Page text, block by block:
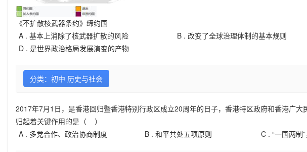
《不扩散核武器条约》缔约国
A . 基本上消除了核武器扩散的风险 B . 改变了全球治理体制的基本规则
D . 是世界政治格局发展演变的产物
分类：初中 历史与社会
2017年7月1日，是香港回归暨香港特别行政区成立20周年的日子，香港特区政府和香港广
归起着关键作用的是（ ）
A . 多党合作、政治协商制度 B .和平共处五项原则 C . “一国两制